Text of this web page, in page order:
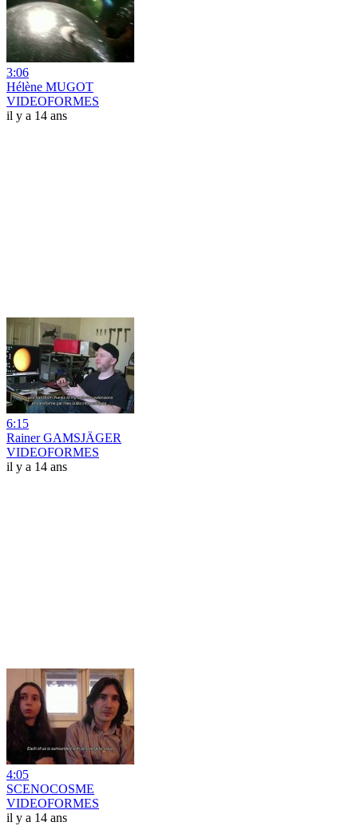
3:06
Hélène MUGOT
VIDEOFORMES
il y a 14 ans
6:15
Rainer GAMSJÄGER
VIDEOFORMES
il y a 14 ans
4:05
SCENOCOSME
VIDEOFORMES
il y a 14 ans